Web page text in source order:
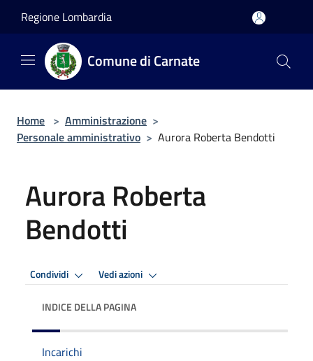
Regione Lombardia
Comune di Carnate
Home > Amministrazione >
Personale amministrativo > Aurora Roberta Bendotti
Aurora Roberta
Bendotti
Condividi Vedi azioni
INDICE DELLA PAGINA
Incarichi